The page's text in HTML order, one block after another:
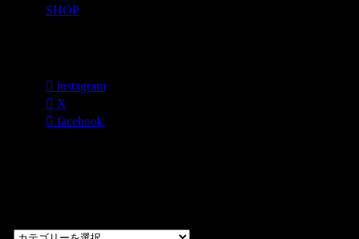
SHOP
instagram
X
facebook